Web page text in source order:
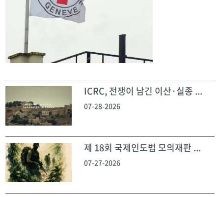
ICRC, 전쟁이 남긴 이산·실종 ...
07-28-2026
제 18회 국제인도법 모의재판 ...
07-27-2026